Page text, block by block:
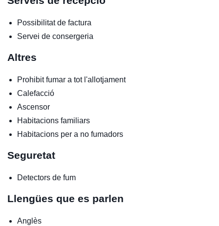
Possibilitat de factura
Servei de consergeria
Altres
Prohibit fumar a tot l'allotjament
Calefacció
Ascensor
Habitacions familiars
Habitacions per a no fumadors
Seguretat
Detectors de fum
Llengües que es parlen
Anglès